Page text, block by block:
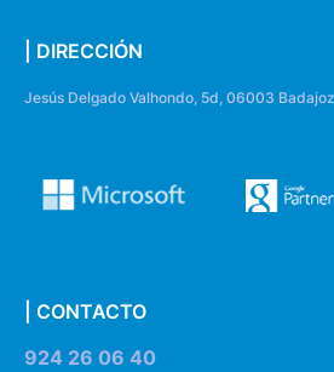
| DIRECCIÓN
Jesús Delgado Valhondo, 5d, 06003 Badajoz
| CONTACTO
924 26 06 40